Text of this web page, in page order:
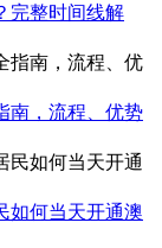
完整时间线解
南，流程、优势
如何当天开通澳